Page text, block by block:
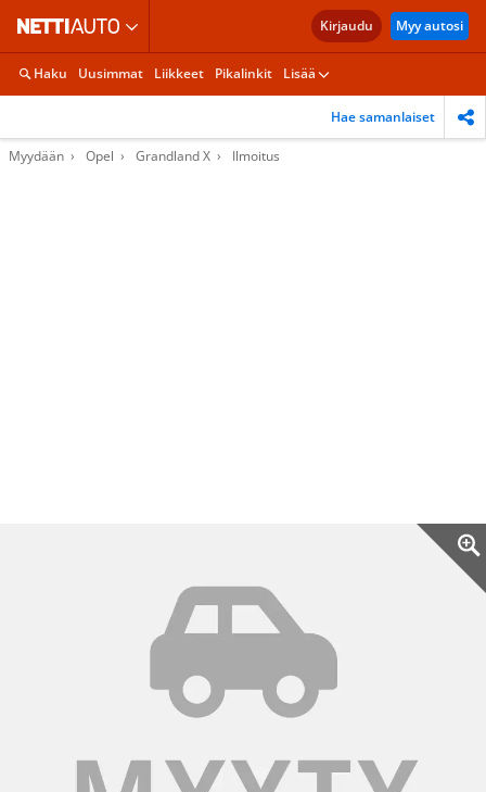
Kirjaudu Myy autosi
Haku Uusimmat Liikkeet Pikalinkit Lisää
Hae samanlaiset
Myydään Opel Grandland X Ilmoitus